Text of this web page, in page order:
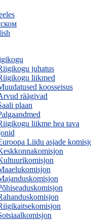
juhatus
liikmed
koosseisus
räägivad
plaan
liikme hea tava
Liidu asjade